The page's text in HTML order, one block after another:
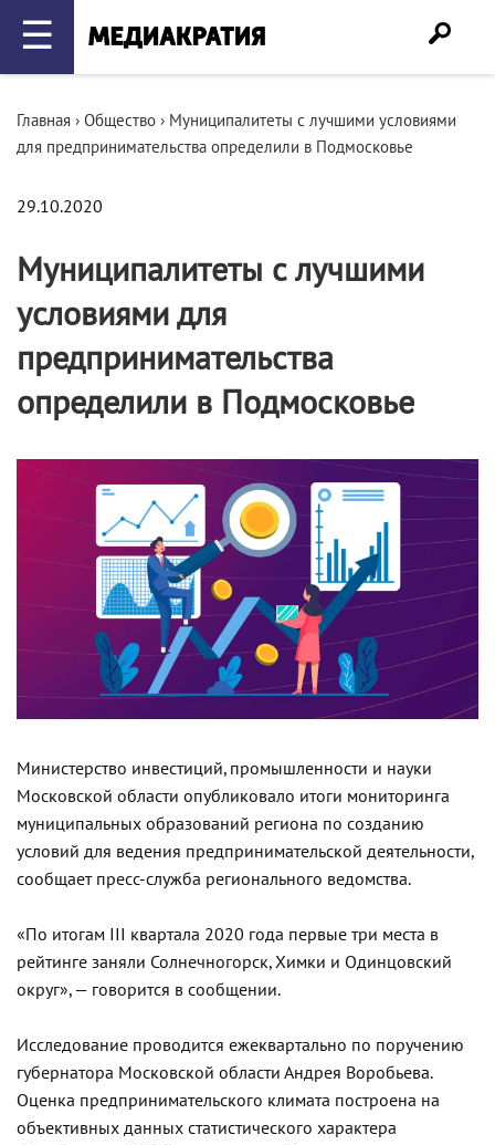
☰
Главная › Общество › Муниципалитеты с лучшими условиями
для предпринимательства определили в Подмосковье
29.10.2020
Муниципалитеты с лучшими
условиями для
предпринимательства
определили в Подмосковье
Министерство инвестиций, промышленности и науки
Московской области опубликовало итоги мониторинга
муниципальных образований региона по созданию
условий для ведения предпринимательской деятельности,
сообщает пресс-служба регионального ведомства.
«По итогам III квартала 2020 года первые три места в
рейтинге заняли Солнечногорск, Химки и Одинцовский
округ», — говорится в сообщении.
Исследование проводится ежеквартально по поручению
губернатора Московской области Андрея Воробьева.
Оценка предпринимательского климата построена на
объективных данных статистического характера